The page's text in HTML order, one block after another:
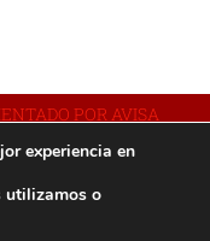
POR AVISA
Instagram
experiencia en
utilizamos o